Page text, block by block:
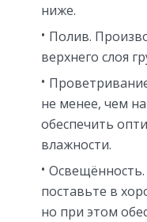
ниже.
Полив.
верхнего слоя
не менее, чем
обеспечить
влажности.
Освещённость.
поставьте в
но при этом